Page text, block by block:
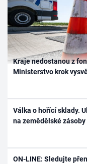
Kraje nedostanou z
Ministerstvo krok
Válka o hořící sklady.
na zemědělské zásoby
ON-LINE: Sledujte